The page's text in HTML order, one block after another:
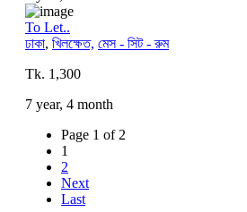
To Let..
ঢাকা, খিলক্ষেত, মেস - সিট - রুম
Tk. 1,300
7 year, 4 month
Page 1 of 2
1
2
Next
Last